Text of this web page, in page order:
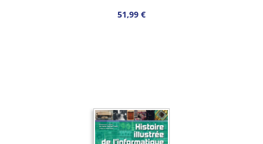
51,99 €